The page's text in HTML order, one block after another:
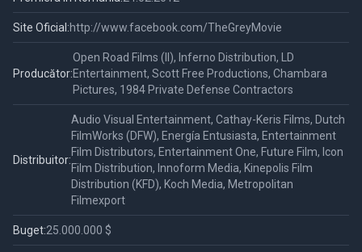
Site Oficial:http://www.facebook.com/TheGreyMovie
Producător:
Open Road Films (II), Inferno Distribution, LD
Entertainment, Scott Free Productions, Chambara
Pictures, 1984 Private Defense Contractors
Distribuitor:
Audio Visual Entertainment, Cathay-Keris Films, Dutch
FilmWorks (DFW), Energía Entusiasta, Entertainment
Film Distributors, Entertainment One, Future Film, Icon
Film Distribution, Innoform Media, Kinepolis Film
Distribution (KFD), Koch Media, Metropolitan
Filmexport
Buget:25.000.000 $